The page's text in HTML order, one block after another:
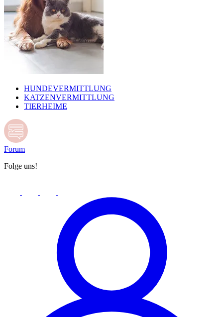
HUNDEVERMITTLUNG
KATZENVERMITTLUNG
TIERHEIME
Forum
Folge uns!